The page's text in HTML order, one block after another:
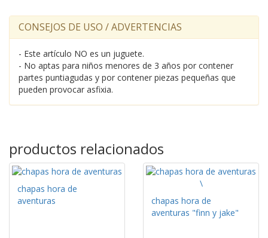
CONSEJOS DE USO / ADVERTENCIAS
- Este artículo NO es un juguete.
- No aptas para niños menores de 3 años por contener
partes puntiagudas y por contener piezas pequeñas que
pueden provocar asfixia.
productos relacionados
chapas hora de
aventuras
chapas hora de
aventuras "finn y jake"